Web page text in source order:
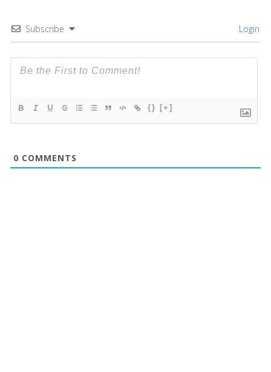
Subscribe Login
{} [+]
0 COMMENTS